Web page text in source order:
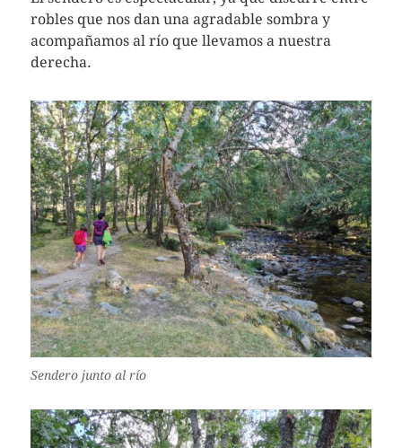
robles que nos dan una agradable sombra y
acompañamos al río que llevamos a nuestra
derecha.
Sendero junto al río